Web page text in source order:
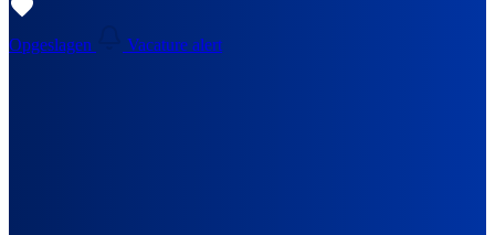
Opgeslagen Vacature alert